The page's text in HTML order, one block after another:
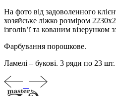
На фото від задоволенного
хозяйське ліжко розміром
ізголів’ї та кованим візерунком
Фарбування порошкове.
Ламелі – букові. 3 ряди по 23 шт.